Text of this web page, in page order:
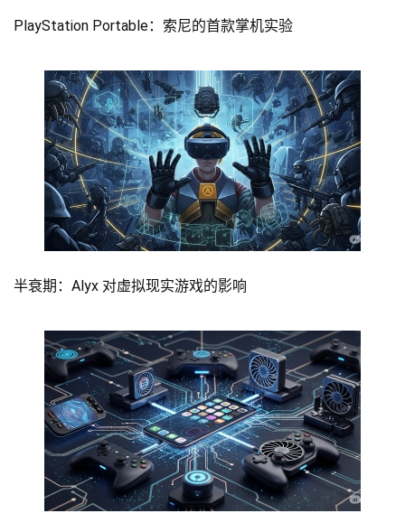
PlayStation Portable：索尼的首款掌机实验
半衰期：Alyx 对虚拟现实游戏的影响